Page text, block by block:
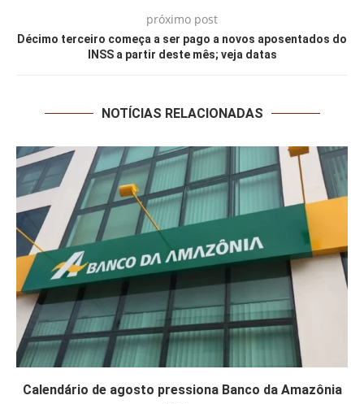
próximo post
Décimo terceiro começa a ser pago a novos aposentados do
INSS a partir deste mês; veja datas
NOTÍCIAS RELACIONADAS
Calendário de agosto pressiona Banco da Amazônia